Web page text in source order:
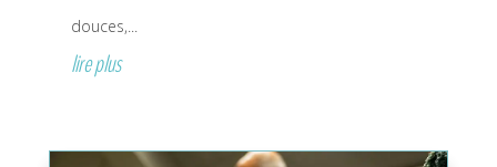
douces,...
lire plus